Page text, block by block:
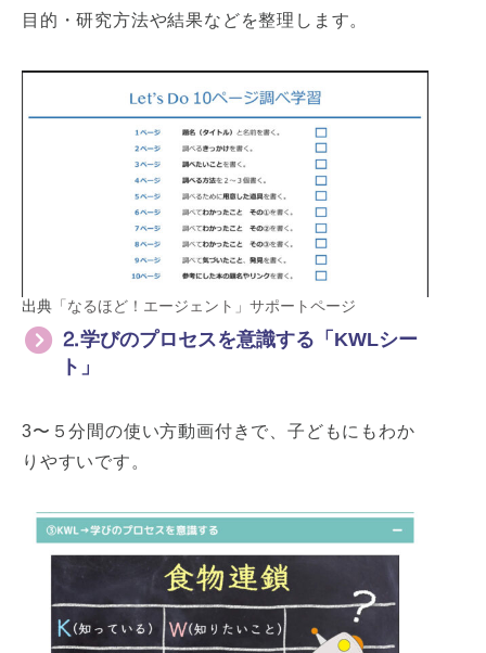
目的・研究方法や結果などを整理します。
出典 「なるほど！エージェント」サポートページ
⒉学びのプロセスを意識する「KWLシー
ト」
3〜５分間の使い方動画付きで、子どもにもわか
りやすいです。